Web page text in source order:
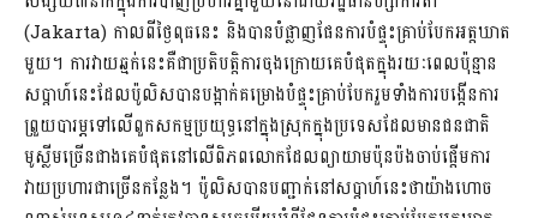
(Jakarta) កាលពីថ្ងៃពុធនេះ និងបានបំផ្លាញផែនការបំផ្ទុះគ្រាប់បែកអត្តឃាត
មួយ។ ការវាយឆ្មក់នេះគឺជាប្រតិបត្តិការចុងក្រោយគេបំផុតក្នុងរយៈពេលប៉ុន្មាន
សប្តាហ៍នេះដែលប៉ូលិសបានបង្អាក់គម្រោងបំផ្ទុះគ្រាប់បែករួមទាំងការបង្កើនការ
ព្រួយបារម្ភទៅលើពួកសកម្មប្រយុទ្ធនៅក្នុងស្រុកក្នុងប្រទេសដែលមានជនជាតិ
មូស្លីមច្រើនជាងគេបំផុតនៅលើពិភពលោកដែលព្យាយាមប៉ុនប៉ងចាប់ផ្តើមការ
វាយប្រហារជាច្រើនកន្លែង។ ប៉ូលិសបានបញ្ជាក់នៅសប្តាហ៍នេះថាយ៉ាងហោច